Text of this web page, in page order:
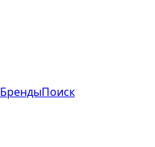
БрендыПоиск